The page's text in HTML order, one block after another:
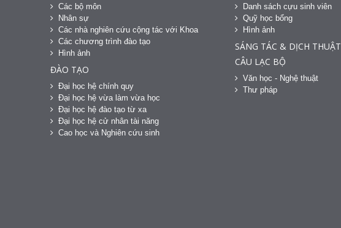
Các bộ môn
Nhân sự
Các nhà nghiên cứu cộng tác với Khoa
Các chương trình đào tạo
Hình ảnh
ĐÀO TẠO
Đại học hệ chính quy
Đại học hệ vừa làm vừa học
Đại học hệ đào tạo từ xa
Đại học hệ cử nhân tài năng
Cao học và Nghiên cứu sinh
Danh sách cựu sinh viên
Quỹ học bổng
Hình ảnh
SÁNG TÁC & DỊCH THUẬT
CÂU LẠC BỘ
Văn học - Nghệ thuật
Thư pháp